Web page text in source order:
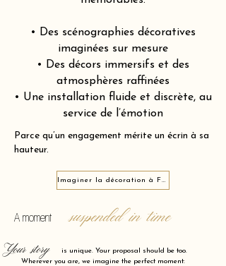
• Des scénographies décoratives
imaginées sur mesure
• Des décors immersifs et des
atmosphères raffinées
• Une installation fluide et discrète, au
service de l’émotion
Parce qu’un engagement mérite un écrin à sa
hauteur.
Imaginer la décoration à Fleury-les-Aubrais 45400
A moment suspended in time
is unique. Your proposal should be too.
Wherever you are, we imagine the perfect moment:
Your story